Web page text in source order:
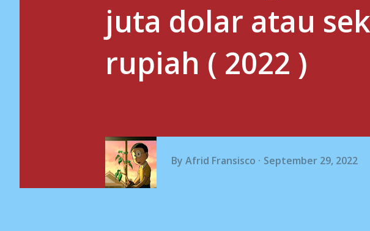
juta dolar atau
rupiah ( 2022 )
By Afrid Fransisco September 29, 2022